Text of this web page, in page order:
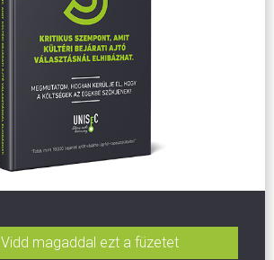
Vidd magaddal ezt a füzetet